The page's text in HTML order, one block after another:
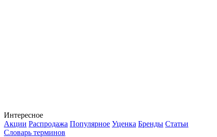
Интересное
Акции Распродажа Популярное Уценка Бренды Статьи
Словарь терминов